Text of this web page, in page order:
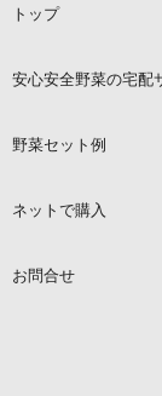
トップ
安心安全野菜の宅配
野菜セット例
ネットで購入
お問合せ